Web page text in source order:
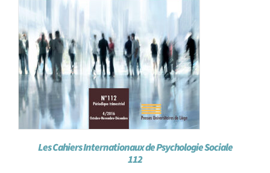
Les Cahiers Internationaux de Psychologie Sociale
112